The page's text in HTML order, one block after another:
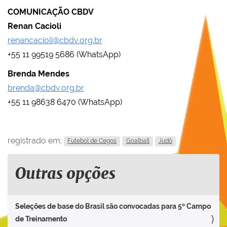
COMUNICAÇÃO CBDV
Renan Cacioli
renancacioli@cbdv.org.br
+55 11 99519 5686 (WhatsApp)
Brenda Mendes
brenda@cbdv.org.br
+55 11 98638 6470 (WhatsApp)
registrado em: Futebol de Cegos Goalball Judô
Outras opções
Seleções de base do Brasil são convocadas para 5º Campo
de Treinamento